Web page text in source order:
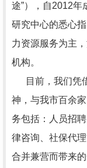
途”），自2012年
研究中心的悉心
力资源服务为主
机构。
目前，我们凭
神，与我市百余
务包括：人员招
律咨询、社保代
合并兼营而带来